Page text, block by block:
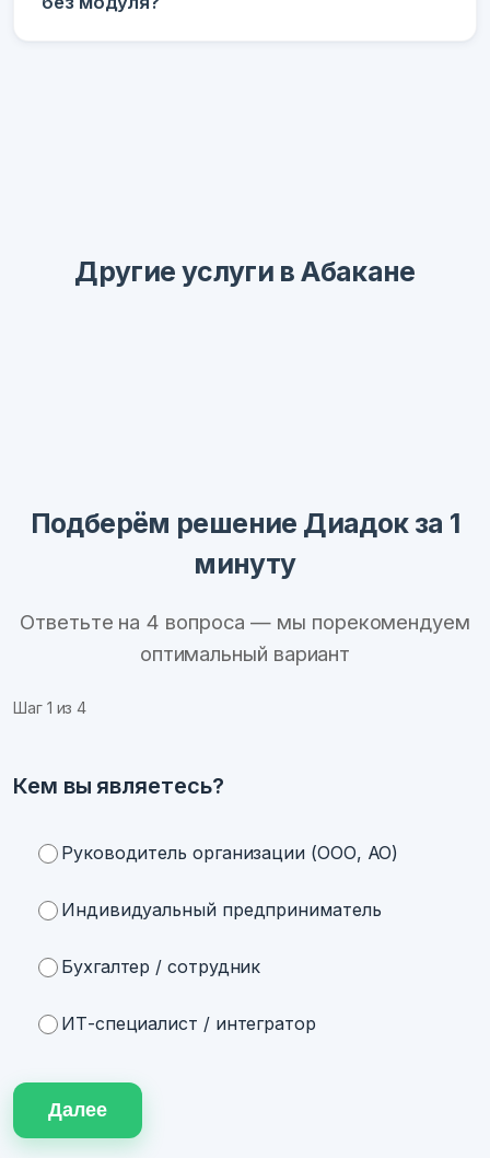
Другие услуги в Абакане
Подберём решение Диадок за 1
минуту
Ответьте на 4 вопроса — мы порекомендуем
оптимальный вариант
Шаг 1 из 4
Кем вы являетесь?
Руководитель организации (ООО, АО)
Индивидуальный предприниматель
Бухгалтер / сотрудник
ИТ-специалист / интегратор
Далее